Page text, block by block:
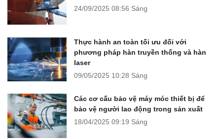
24/09/2025 08:56 Sáng
Thực hành an toàn tối ưu đối với
phương pháp hàn truyền thống và hàn
laser
09/05/2025 10:28 Sáng
Các cơ cấu bảo vệ máy móc thiết bị để
bảo vệ người lao động trong sản xuất
18/04/2025 09:19 Sáng